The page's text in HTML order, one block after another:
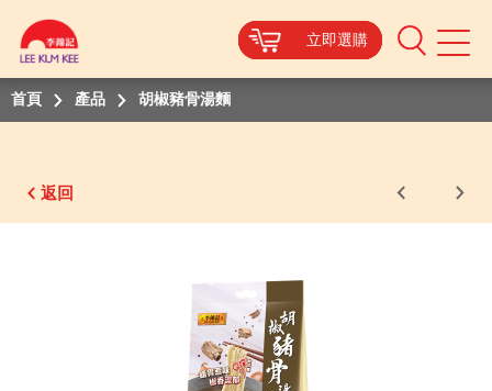
立即選購
Mobile
立即選購
立即選購
立即選購
首頁 產品 胡椒豬骨湯麵
返回